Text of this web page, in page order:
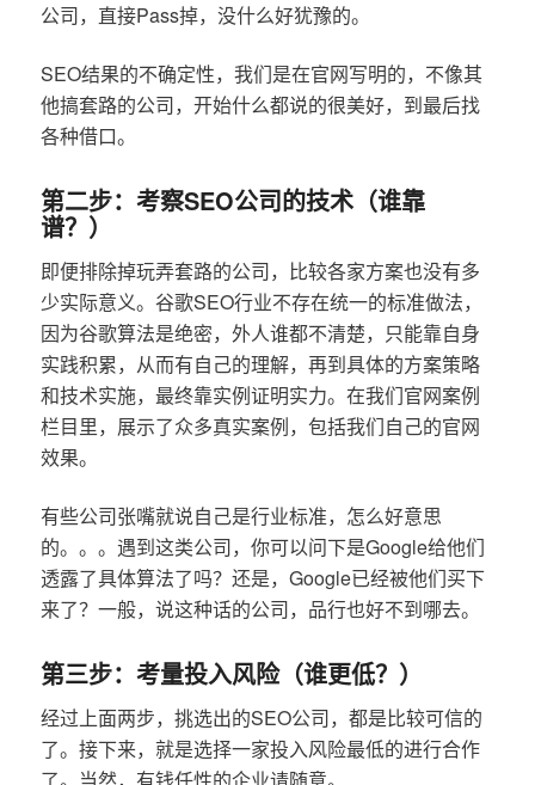
公司，直接Pass掉，没什么好犹豫的。
SEO结果的不确定性，我们是在官网写明的，不像其
他搞套路的公司，开始什么都说的很美好，到最后找
各种借口。
第二步：考察SEO公司的技术（谁靠
谱？）
即便排除掉玩弄套路的公司，比较各家方案也没有多
少实际意义。谷歌SEO行业不存在统一的标准做法，
因为谷歌算法是绝密，外人谁都不清楚，只能靠自身
实践积累，从而有自己的理解，再到具体的方案策略
和技术实施，最终靠实例证明实力。在我们官网案例
栏目里，展示了众多真实案例，包括我们自己的官网
效果。
有些公司张嘴就说自己是行业标准，怎么好意思
的。。。遇到这类公司，你可以问下是Google给他们
透露了具体算法了吗？还是，Google已经被他们买下
来了？一般，说这种话的公司，品行也好不到哪去。
第三步：考量投入风险（谁更低？）
经过上面两步，挑选出的SEO公司，都是比较可信的
了。接下来，就是选择一家投入风险最低的进行合作